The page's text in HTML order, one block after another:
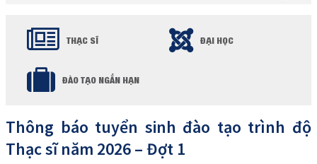
THẠC SĨ ĐẠI HỌC
ĐÀO TẠO NGẮN HẠN
Thông báo tuyển sinh đào tạo trình độ
Thạc sĩ năm 2026 – Đợt 1